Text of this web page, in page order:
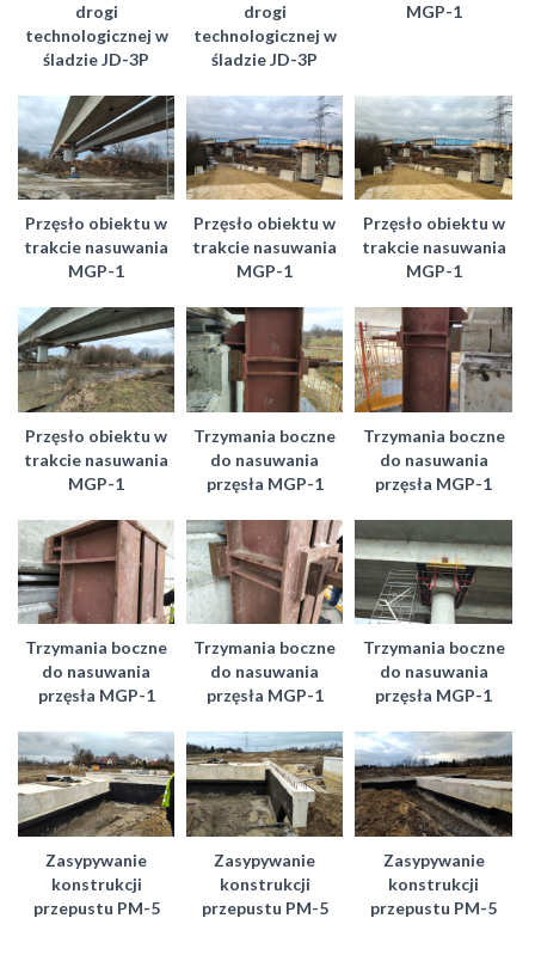
drogi
technologicznej w
śladzie JD-3P
drogi
technologicznej w
śladzie JD-3P
MGP-1
Przęsło obiektu w
trakcie nasuwania
MGP-1
Przęsło obiektu w
trakcie nasuwania
MGP-1
Przęsło obiektu w
trakcie nasuwania
MGP-1
Przęsło obiektu w
trakcie nasuwania
MGP-1
Trzymania boczne
do nasuwania
przęsła MGP-1
Trzymania boczne
do nasuwania
przęsła MGP-1
Trzymania boczne
do nasuwania
przęsła MGP-1
Trzymania boczne
do nasuwania
przęsła MGP-1
Trzymania boczne
do nasuwania
przęsła MGP-1
Zasypywanie
konstrukcji
przepustu PM-5
Zasypywanie
konstrukcji
przepustu PM-5
Zasypywanie
konstrukcji
przepustu PM-5